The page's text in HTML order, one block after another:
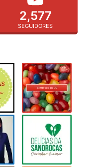
2,577
SEGUIDORES